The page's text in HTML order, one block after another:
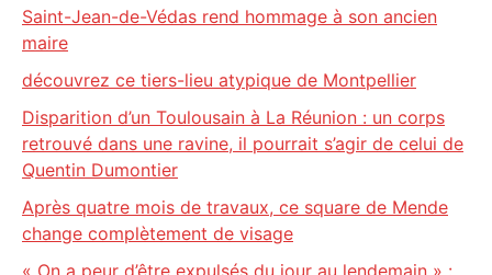
Saint-Jean-de-Védas rend hommage à son ancien
maire
découvrez ce tiers-lieu atypique de Montpellier
Disparition d’un Toulousain à La Réunion : un corps
retrouvé dans une ravine, il pourrait s’agir de celui de
Quentin Dumontier
Après quatre mois de travaux, ce square de Mende
change complètement de visage
« On a peur d’être expulsés du jour au lendemain » :